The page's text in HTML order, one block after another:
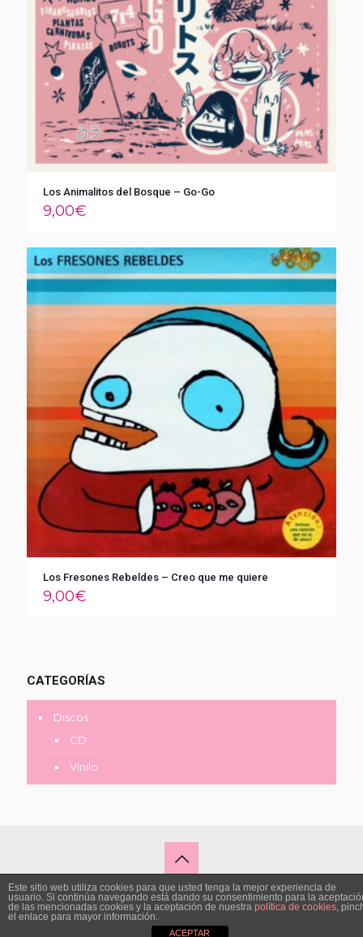
Los Animalitos del Bosque – Go-Go
9,00€
Los Fresones Rebeldes – Creo que me quiere
9,00€
CATEGORÍAS
Discos
CD
Vinilo
Diseño y desarrollo por © ZOU STUDIO -2026
Este sitio web utiliza cookies para que usted tenga la mejor experiencia de
usuario. Si continúa navegando está dando su consentimiento para la
de las mencionadas cookies y la aceptación de nuestra política de cookies,
el enlace para mayor información.
ACEPTAR